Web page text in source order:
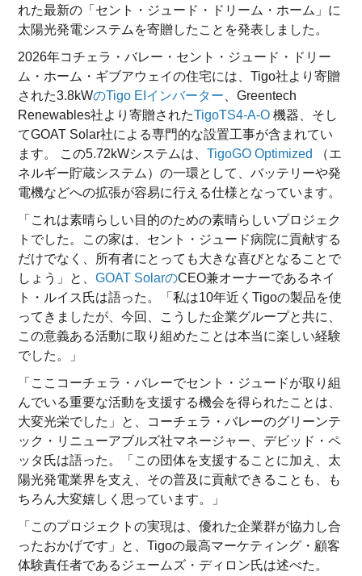
れた最新の「セント・ジュード・ドリーム・ホーム」に
太陽光発電システムを寄贈したことを発表しました。
2026年コチェラ・バレー・セント・ジュード・ドリー
ム・ホーム・ギブアウェイの住宅には、Tigo社より寄贈
された3.8kWのTigo EIインバーター 、Greentech
Renewables社より寄贈されたTigoTS4-A-O機器、そし
てGOAT Solar社による専門的な設置工事が含まれてい
ます。 この5.72kWシステムは、TigoGO Optimized
（エ
ネルギー貯蔵システム）の一環として、バッテリーや発
電機などへの拡張が容易に行える仕様となっています。
「これは素晴らしい目的のための素晴らしいプロジェク
トでした。この家は、セント・ジュード病院に貢献する
だけでなく、所有者にとっても大きな喜びとなることで
しょう」と、GOAT SolarのCEO兼オーナーであるネイ
ト・ルイス氏は語った。「私は10年近くTigoの製品を使
ってきましたが、今回、こうした企業グループと共に、
この意義ある活動に取り組めたことは本当に楽しい経験
でした。」
「ここコーチェラ・バレーでセント・ジュードが取り組
んでいる重要な活動を支援する機会を得られたことは、
大変光栄でした」と、コーチェラ・バレーのグリーンテ
ック・リニューアブルズ社マネージャー、デビッド・ペ
ッタ氏は語った。「この団体を支援することに加え、太
陽光発電業界を支え、その普及に貢献できることも、も
ちろん大変嬉しく思っています。」
「このプロジェクトの実現は、優れた企業群が協力し合
ったおかげです」と、Tigoの最高マーケティング・顧客
体験責任者であるジェームズ・ディロン氏は述べた。